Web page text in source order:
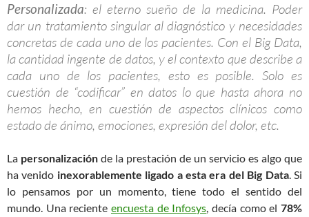
Personalizada: el eterno sueño de la medicina. Poder
dar un tratamiento singular al diagnóstico y necesidades
concretas de cada uno de los pacientes. Con el Big Data,
la cantidad ingente de datos, y el contexto que describe a
cada uno de los pacientes, esto es posible. Solo es
cuestión de “codificar” en datos lo que hasta ahora no
hemos hecho, en cuestión de aspectos clínicos como
estado de ánimo, emociones, expresión del dolor, etc.
La personalización de la prestación de un servicio es algo que
ha venido inexorablemente ligado a esta era del Big Data. Si
lo pensamos por un momento, tiene todo el sentido del
mundo. Una reciente encuesta de Infosys, decía como el78%